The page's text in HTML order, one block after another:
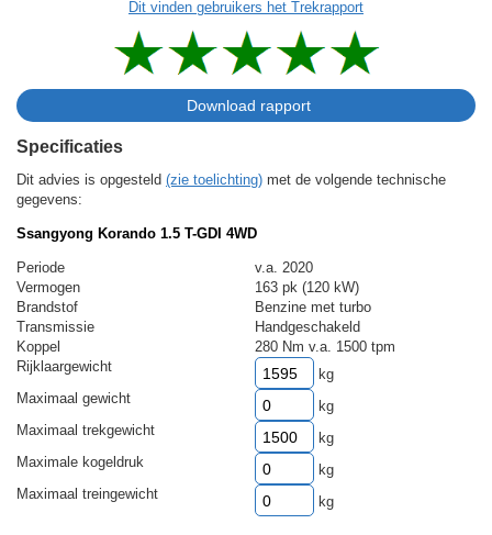
Dit vinden gebruikers het Trekrapport
Specificaties
Dit advies is opgesteld (zie toelichting) met de volgende technische
gegevens:
Ssangyong Korando 1.5 T-GDI 4WD
Periode
v.a. 2020
Vermogen
163 pk (120 kW)
Brandstof
Benzine met turbo
Transmissie
Handgeschakeld
Koppel
280 Nm v.a. 1500 tpm
Rijklaargewicht
kg
Maximaal gewicht
kg
Maximaal trekgewicht
kg
Maximale kogeldruk
kg
Maximaal treingewicht
kg